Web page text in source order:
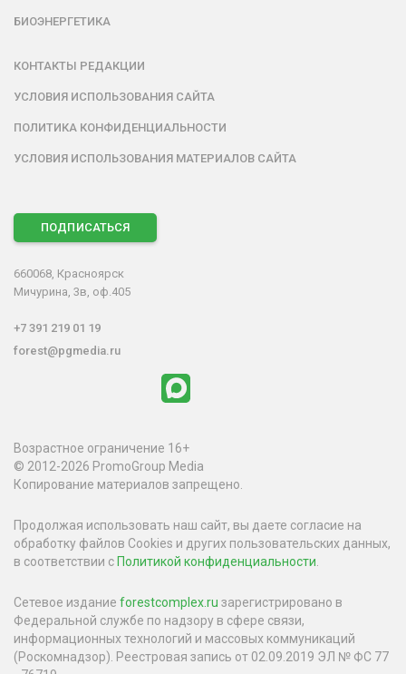
БИОЭНЕРГЕТИКА
КОНТАКТЫ РЕДАКЦИИ
УСЛОВИЯ ИСПОЛЬЗОВАНИЯ САЙТА
ПОЛИТИКА КОНФИДЕНЦИАЛЬНОСТИ
УСЛОВИЯ ИСПОЛЬЗОВАНИЯ МАТЕРИАЛОВ САЙТА
ПОДПИСАТЬСЯ
660068, Красноярск
Мичурина, 3в, оф.405
+7 391 219 01 19
forest@pgmedia.ru
Возрастное ограничение 16+
© 2012-2026 PromoGroup Media
Копирование материалов запрещено.
Продолжая использовать наш сайт, вы даете согласие на
обработку файлов Cookies и других пользовательских данных,
в соответствии сПолитикой конфиденциальности
Сетевое издание forestcomplex.ru зарегистрировано в
Федеральной службе по надзору в сфере связи,
информационных технологий и массовых коммуникаций
(Роскомнадзор). Реестровая запись от 02.09.2019 ЭЛ № ФС 77